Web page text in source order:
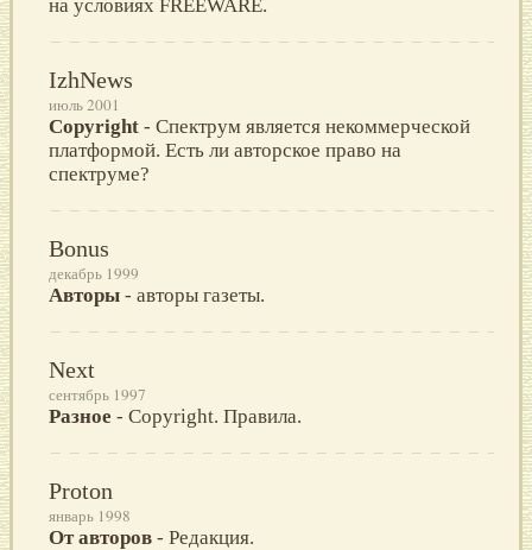
на условиях FREEWARE.
IzhNews
июль 2001
Copyright - Спектрум является некоммерческой
платформой. Есть ли авторское право на
спектруме?
Bonus
декабрь 1999
Авторы - авторы газеты.
Next
сентябрь 1997
Разное - Copyright. Правила.
Proton
январь 1998
От авторов - Редакция.